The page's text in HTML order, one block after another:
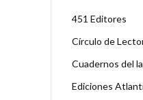
451 Editores
Círculo de
Cuadernos del
Ediciones